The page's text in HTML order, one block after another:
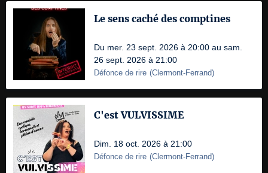
Le sens caché des comptines
Du mer. 23 sept. 2026 à 20:00 au sam.
26 sept. 2026 à 21:00
Défonce de rire (Clermont-Ferrand)
C'est VULVISSIME
Dim. 18 oct. 2026 à 21:00
Défonce de rire (Clermont-Ferrand)